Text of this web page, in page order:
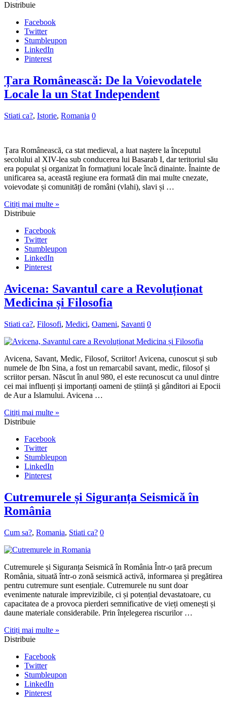
Distribuie
Facebook
Twitter
Stumbleupon
LinkedIn
Pinterest
Țara Românească: De la Voievodatele
Locale la un Stat Independent
Stiati ca?, Istorie, Romania 0
Țara Românească, ca stat medieval, a luat naștere la începutul
secolului al XIV-lea sub conducerea lui Basarab I, dar teritoriul său
era populat și organizat în formațiuni locale încă dinainte. Înainte de
unificarea sa, această regiune era formată din mai multe cnezate,
voievodate și comunități de români (vlahi), slavi și …
Citiți mai multe »
Distribuie
Facebook
Twitter
Stumbleupon
LinkedIn
Pinterest
Avicena: Savantul care a Revoluționat
Medicina și Filosofia
Stiati ca?, Filosofi, Medici, Oameni, Savanti 0
Avicena, Savant, Medic, Filosof, Scriitor! Avicena, cunoscut și sub
numele de Ibn Sina, a fost un remarcabil savant, medic, filosof și
scriitor persan. Născut în anul 980, el este recunoscut ca unul dintre
cei mai influenți și importanți oameni de știință și gânditori ai Epocii
de Aur a Islamului. Avicena …
Citiți mai multe »
Distribuie
Facebook
Twitter
Stumbleupon
LinkedIn
Pinterest
Cutremurele și Siguranța Seismică în
România
Cum sa?, Romania, Stiati ca? 0
Cutremurele și Siguranța Seismică în România Într-o țară precum
România, situată într-o zonă seismică activă, informarea și pregătirea
pentru cutremure sunt esențiale. Cutremurele nu sunt doar
evenimente naturale imprevizibile, ci și potențial devastatoare, cu
capacitatea de a provoca pierderi semnificative de vieți omenești și
daune materiale considerabile. Prin înțelegerea riscurilor …
Citiți mai multe »
Distribuie
Facebook
Twitter
Stumbleupon
LinkedIn
Pinterest